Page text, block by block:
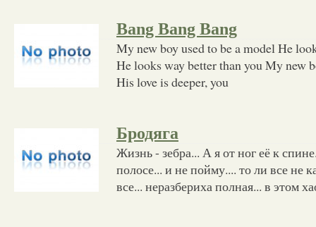
Bang Bang Bang
My new boy used to be a model He
He looks way better than you My new
His love is deeper, you
Бродяга
Жизнь - зебра... А я от ног её к
полосе... и не пойму.... то ли все не
все... неразбериха полная... в этом